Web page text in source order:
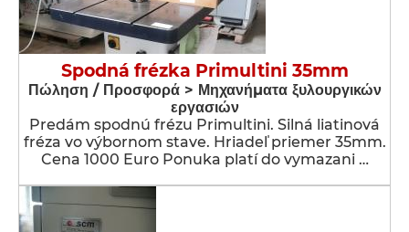
Spodná frézka Primultini 35mm
Πώληση / Προσφορά > Μηχανήματα ξυλουργικών
εργασιών
Predám spodnú frézu Primultini. Silná liatinová
fréza vo výbornom stave. Hriadeľ priemer 35mm.
Cena 1000 Euro Ponuka platí do vymazani …